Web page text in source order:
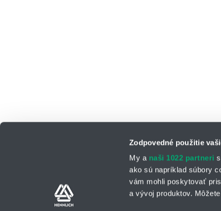
Zodpovedné použitie
My a naši 1022 partneri
ako sú napríklad súbory
vám mohli poskytovať
a vývoj produktov.